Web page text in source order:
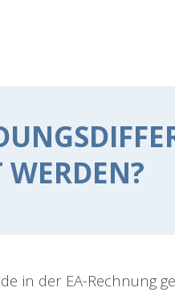
in der EA-Rechnung